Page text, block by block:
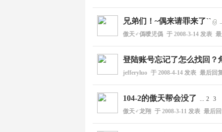
兄弟们！~偶来请罪来了``
傲天♂僞噯児僞 于 2008-3-14 发表
登陆账号忘记了怎么找回？
jefferyluo 于 2008-4-14 发表 最后回
104-2的傲天帮会没了 ... 2 3
傲天♂龙翔 于 2008-3-11 发表 最后